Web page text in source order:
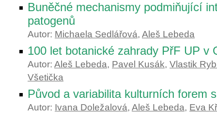
Buněčné mechanismy podmiňující
patogenů
Autor: Michaela Sedlářová, Aleš Lebeda
100 let botanické zahrady PřF UP v
Autor: Aleš Lebeda, Pavel Kusák, Vlastik
Všetička
Původ a variabilita kulturních forem
Autor: Ivana Doležalová, Aleš Lebeda, Eva